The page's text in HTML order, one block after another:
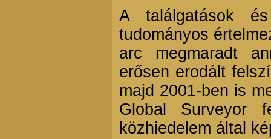
A találgatások
tudományos
arc megmaradt
erősen erodált
majd 2001-ben is
Global Surveyor
közhiedelem által